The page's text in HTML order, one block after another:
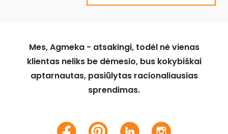
Mes, Agmeka - atsakingi, todėl nė vienas
klientas neliks be dėmesio, bus kokybiškai
aptarnautas, pasiūlytas racionaliausias
sprendimas.